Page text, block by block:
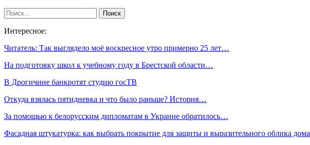
Интересное:
Читатель: Так выглядело моё воскресное утро примерно 25 лет…
На подготовку школ к учебному году в Брестской области…
В Дрогичине банкротят студию госТВ
Откуда взялась пятидневка и что было раньше? История…
За помощью к белорусским дипломатам в Украине обратилось…
Фасадная штукатурка: как выбрать покрытие для защиты и выразительного облика дома